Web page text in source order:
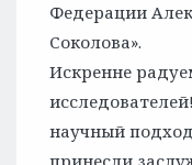
Федерации
Соколова».
Искренне
научный